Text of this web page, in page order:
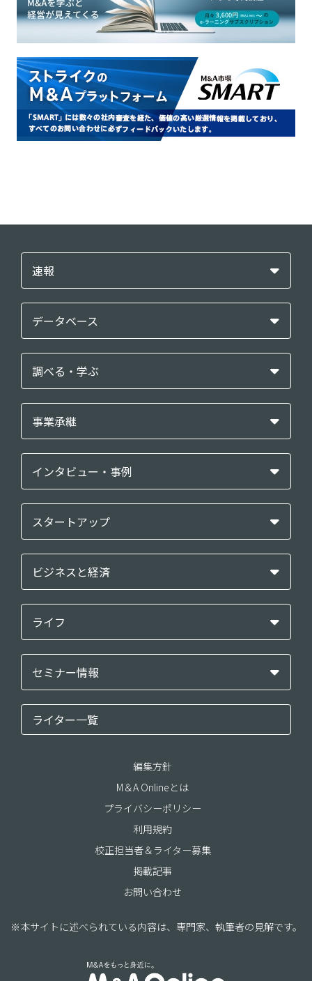
速報
データベース
調べる・学ぶ
事業承継
インタビュー・事例
スタートアップ
ビジネスと経済
ライフ
セミナー情報
ライター一覧
編集方針
M＆A Onlineとは
プライバシーポリシー
利用規約
校正担当者＆ライター募集
掲載記事
お問い合わせ
※本サイトに述べられている内容は、専門家、執筆者の見解です。